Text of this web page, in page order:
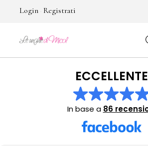
Login Registrati
No products in the cart.
ECCELLENTE
In base a 86